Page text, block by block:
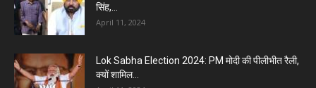
सिंह,...
April 11, 2024
Lok Sabha Election 2024: PM मोदी की पीलीभीत रैली,
क्यों शामिल...